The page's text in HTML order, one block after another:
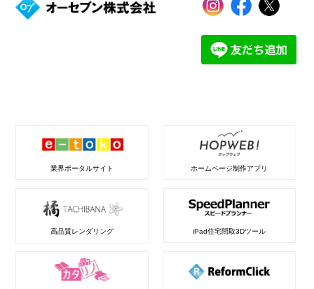
業界ポータルサイト ホームページ制作アプリ
高品質レンダリング iPad住宅間取3Dツール